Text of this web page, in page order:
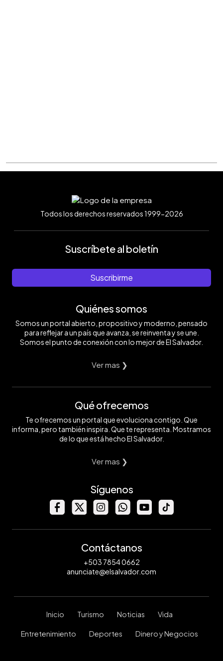
Todos los derechos reservados 1999-2026
Suscríbete al boletín
Suscribirme
Quiénes somos
Somos un portal abierto, propositivo y moderno, pensado
para reflejar a un país que avanza, se reinventa y se une.
Somos el punto de conexión con lo mejor de El Salvador.
Ver mas ❯
Qué ofrecemos
Te ofrecemos un portal que evoluciona contigo. Que
informa, pero también inspira. Que te representa. Mostramos
de lo que está hecho El Salvador.
Ver mas ❯
Síguenos
Contáctanos
+503 7854 0662
anunciate@elsalvador.com
Inicio Turismo Noticias Vida
Entretenimiento Deportes Dinero y Negocios